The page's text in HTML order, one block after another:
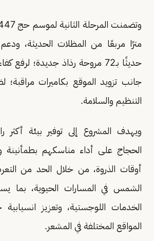
مترًا مربعًا من المظلات الحديثة،
حديثًا بـ72 مروحة رذاذ جديدة؛ لرفع
جانب تزويد الموقع بكاميرات مراقبة؛
التنظيم والسلامة.
ويهدف المشروع إلى توفير بيئة أكثر
الحجاج على أداء مناسكهم بطمأنينة
أوقات الذروة، من خلال الحد من
الشمس في المسارات الحيوية، بما
الخدمات اللوجستية، وتعزيز
المواقع المختلفة في المشعر.